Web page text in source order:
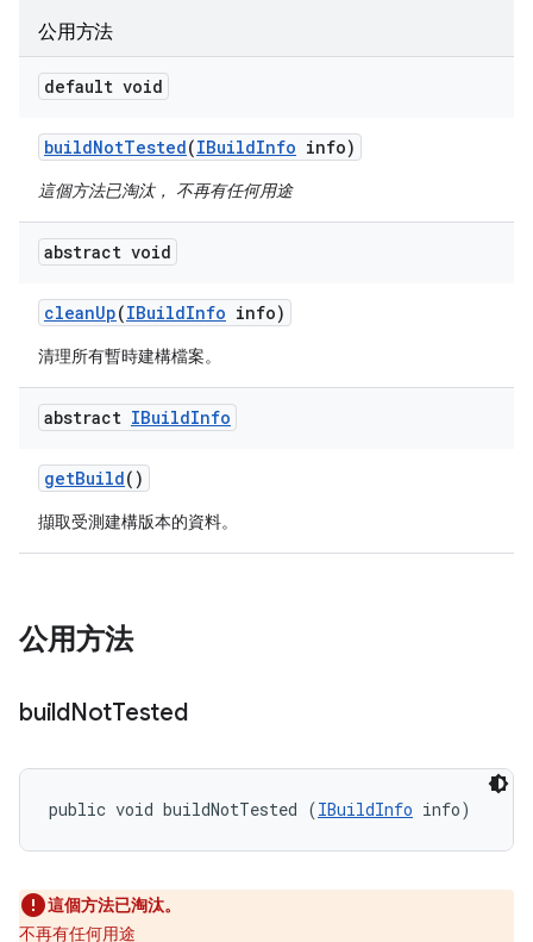
公用方法
default void
buildNotTested(IBuildInfo info)
這個方法已淘汰， 不再有任何用途
abstract void
cleanUp(IBuildInfo info)
清理所有暫時建構檔案。
abstract IBuildInfo
getBuild()
擷取受測建構版本的資料。
公用方法
buildNotTested
public void buildNotTested (IBuildInfo info)
這個方法已淘汰。
不再有任何用途